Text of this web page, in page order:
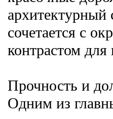
архитектурный
сочетается с
контрастом
Прочность и
Одним из